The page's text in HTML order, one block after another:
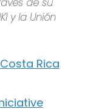
y la Unión
Rica